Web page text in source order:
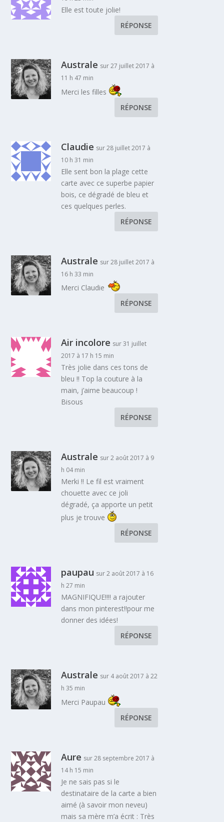
Elle est toute jolie!
RÉPONSE
Australe sur 27 juillet 2017 à
11 h 47 min
Merci les filles
RÉPONSE
Claudie sur 28 juillet 2017 à
10 h 31 min
Elle sent bon la plage cette
carte avec ce superbe papier
bois, ce dégradé de bleu et
ces quelques perles.
RÉPONSE
Australe sur 28 juillet 2017 à
16 h 33 min
Merci Claudie
RÉPONSE
Air incolore sur 31 juillet
2017 à 17 h 15 min
Très jolie dans ces tons de
bleu !! Top la couture à la
main, j’aime beaucoup !
Bisous
RÉPONSE
Australe sur 2 août 2017 à 9
h 04 min
Merki !! Le fil est vraiment
chouette avec ce joli
dégradé, ça apporte un petit
plus je trouve
RÉPONSE
paupau sur 2 août 2017 à 16
h 27 min
MAGNIFIQUE!!!! a rajouter
dans mon pinterest!!pour me
donner des idées!
RÉPONSE
Australe sur 4 août 2017 à 22
h 35 min
Merci Paupau
RÉPONSE
Aure sur 28 septembre 2017 à
14 h 15 min
Je ne sais pas si le
destinataire de la carte a bien
aimé (à savoir mon neveu)
mais sa mère m’a écrit : Très